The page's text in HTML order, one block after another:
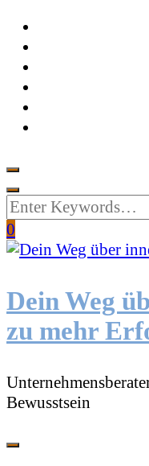
Looking
for
Something?
0
Dein Weg
zu mehr
Bewusstsein